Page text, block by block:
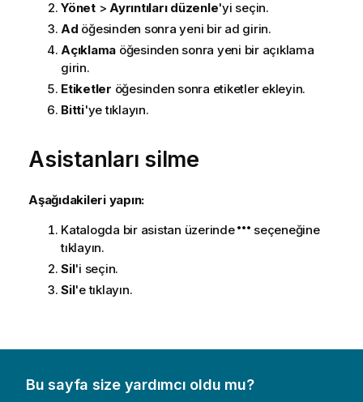
Yönet> Ayrıntıları düzenle'yi seçin.
Ad öğesinden sonra yeni bir ad girin.
Açıklama öğesinden sonra yeni bir açıklama
girin.
Etiketler öğesinden sonra etiketler ekleyin.
Bitti'ye tıklayın.
Asistanları silme
Aşağıdakileri yapın:
Katalogda bir asistan üzerinde
seçeneğine
tıklayın.
Sil'i seçin.
Sil'e tıklayın.
Bu sayfa size yardımcı oldu mu?